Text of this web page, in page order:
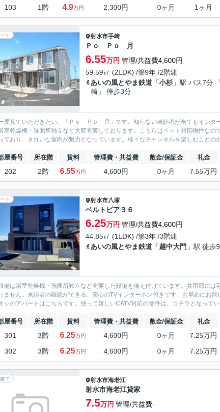
103 1階 4.9万円 2,300円 0ヶ月 1ヶ月
ト 射水市手崎
Ｐｏ Ｐｏ 月
6.55万円 管理/共益費4,600円
59.59㎡ (2LDK) /築9年 /2階建
あいの風とやま鉄道 「小杉 」駅 バス7分
崎」 停歩3分
度見ていただきたい、「Ｐｏ Ｐｏ 月」です。知らない来訪者が来てもインタ
室乾燥機・洗面所独立など大変充実しております。こちらはペット対応物件な
ており、きれいな室内が魅力となっています。様々なチャンネルを楽しむこと
屋番号 所在階 賃料 管理費・共益費 敷金/保証金 礼金
202 2階 6.55万円 4,600円 0ヶ月 7.55万円
ト 射水市八塚
ベルトピア３６
6.25万円 管理/共益費4,600円
44.85㎡ (1LDK) /築3年 /3階建
あいの風とやま鉄道 「越中大門 」駅 徒歩
備は浴室乾燥機・洗面所独立など充実した設備を備え付けています。共用部に
ません。来訪者の確認ができる、安心のTVインターホン付きです。お早めにお
シのアパートはこちらです。使って嬉しいCATV対応の物件は、コチラとなって
屋番号 所在階 賃料 管理費・共益費 敷金/保証金 礼金
301 3階 6.25万円 4,600円 0ヶ月
7.25万円
302
3階 6.25万円 4,600円 0ヶ月 7.25万円
て 射水市海老江
射水市海老江貸家
7.5万円 管理/共益費-